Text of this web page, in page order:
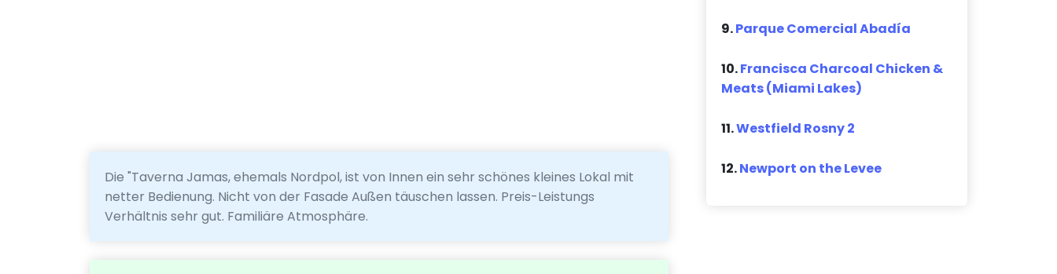
Die "Taverna Jamas, ehemals Nordpol, ist von Innen ein sehr schönes kleines Lokal mit
netter Bedienung. Nicht von der Fasade Außen täuschen lassen. Preis-Leistungs
Verhältnis sehr gut. Familiäre Atmosphäre.
9.Parque Comercial Abadía
10.Francisca Charcoal Chicken &
Meats (Miami Lakes)
11.Westfield Rosny 2
12.Newport on the Levee